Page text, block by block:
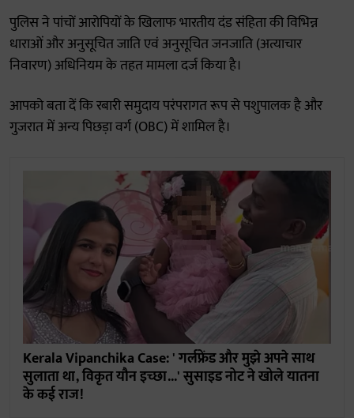
पुलिस ने पांचों आरोपियों के खिलाफ भारतीय दंड संहिता की विभिन्न
धाराओं और अनुसूचित जाति एवं अनुसूचित जनजाति (अत्याचार
निवारण) अधिनियम के तहत मामला दर्ज किया है।
आपको बता दें कि रबारी समुदाय परंपरागत रूप से पशुपालक है और
गुजरात में अन्य पिछड़ा वर्ग (OBC) में शामिल है।
Kerala Vipanchika Case: ' गर्लफ्रेंड और मुझे अपने साथ
सुलाता था, विकृत यौन इच्छा...' सुसाइड नोट ने खोले यातना
के कई राज!